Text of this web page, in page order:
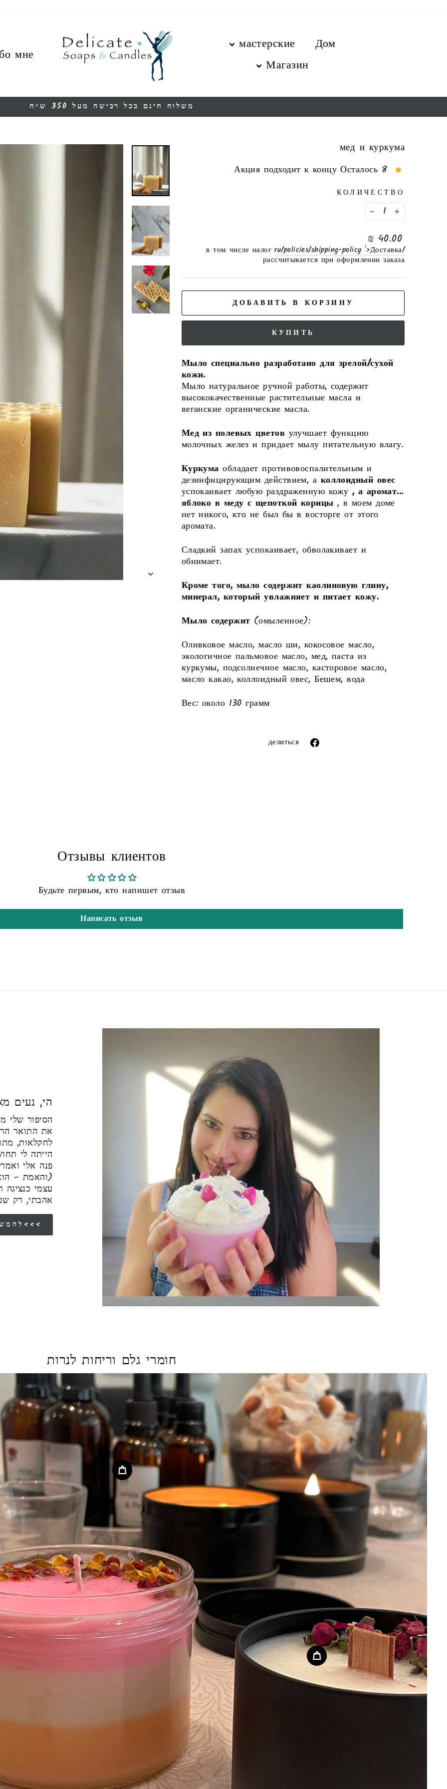
Дом
мастерские
Магазин
мне
Остановить
משלוח חינם בכל רכישה מעל 350 ש״ח
мед и куркума
Акция подходит к концу Осталось 8
КОЛИЧЕСТВО
−
+
нормальная
цена
40.00 ₪
в том числе налог
/ru/policies/shipping-policy '>Доставка
рассчитывается при оформлении заказа
ДОБАВИТЬ В КОРЗИНУ
КУПИТЬ
Мыло специально разработано для зрелой/сухой
кожи.
Мыло натуральное ручной работы, содержит
высококачественные растительные масла и
веганские органические масла.
Мед из полевых цветов улучшает функцию
молочных желез и придает мылу питательную влагу.
Куркума обладает противовоспалительным и
дезинфицирующим действием, а коллоидный овес
успокаивает любую раздраженную кожу , а аромат...
яблоко в меду с щепоткой корицы , в моем доме
нет никого, кто не был бы в восторге от этого
аромата.
Сладкий запах успокаивает, обволакивает и
обнимает.
Кроме того, мыло содержит каолиновую глину,
минерал, который увлажняет и питает кожу.
Мыло содержит (омыленное):
Оливковое масло, масло ши, кокосовое масло,
экологичное пальмовое масло, мед, паста из
куркумы, подсолнечное масло, касторовое масло,
масло какао, коллоидный овес, Бешем, вода
Вес: около 130 грамм
делиться
Отзывы клиентов
Будьте первым, кто напишет отзыв
Написать отзыв
! הי, נעים
את התואר
לחקלאות,
הייתה לי
פנה אלי
(והאמת –
עצמי
אהבתי, רק
להמשך הסיפור שלי<<<
חומרי גלם וריחות לנרות